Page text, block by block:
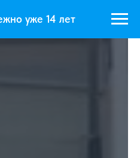
уже 14 лет